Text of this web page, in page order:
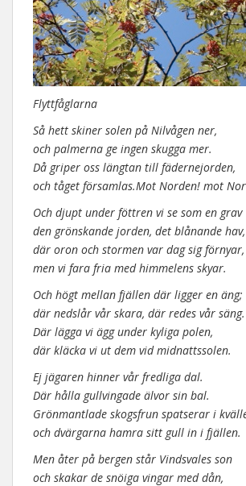
Flyttfåglarna
Så hett skiner solen på Nilvågen ner,
och palmerna ge ingen skugga mer.
Då griper oss längtan till fädernejorden,
och tåget församlas.Mot Norden! mot
Och djupt under föttren vi se som en grav
den grönskande jorden, det blånande hav,
där oron och stormen var dag sig förnyar,
men vi fara fria med himmelens skyar.
Och högt mellan fjällen där ligger en äng;
där nedslår vår skara, där redes vår säng.
Där lägga vi ägg under kyliga polen,
där kläcka vi ut dem vid midnattssolen.
Ej jägaren hinner vår fredliga dal.
Där hålla gullvingade älvor sin bal.
Grönmantlade skogsfrun spatserar i
och dvärgarna hamra sitt gull in i fjällen.
Men åter på bergen står Vindsvales son
och skakar de snöiga vingar med dån,